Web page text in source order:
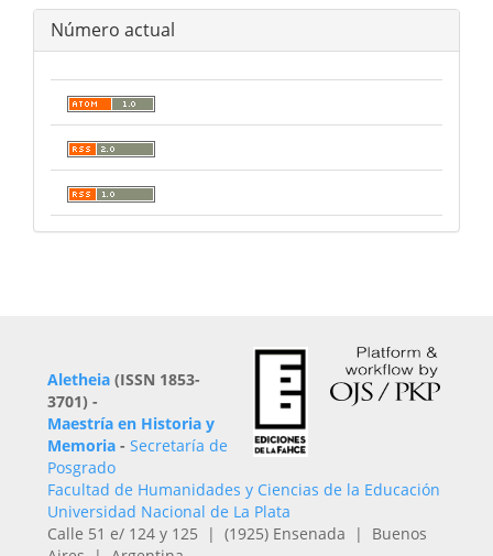
Número actual
Aletheia (ISSN 1853-
3701) -
Maestría en Historia y
Memoria - Secretaría de
Posgrado
Facultad de Humanidades y Ciencias de la Educación
Universidad Nacional de La Plata
Calle 51 e/ 124 y 125 | (1925) Ensenada | Buenos